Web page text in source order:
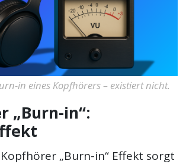
in eines Kopfhörers – existiert nicht.
„Burn-in“:
„Burn-in“ Effekt sorgt